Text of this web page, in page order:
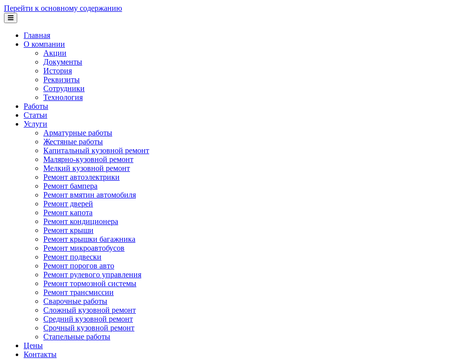
Перейти к основному содержанию
Главная
О компании
Акции
Документы
История
Реквизиты
Сотрудники
Технология
Работы
Статьи
Услуги
Арматурные работы
Жестяные работы
Капитальный кузовной ремонт
Малярно-кузовной ремонт
Мелкий кузовной ремонт
Ремонт автоэлектрики
Ремонт бампера
Ремонт вмятин автомобиля
Ремонт дверей
Ремонт капота
Ремонт кондиционера
Ремонт крыши
Ремонт крышки багажника
Ремонт микроавтобусов
Ремонт подвески
Ремонт порогов авто
Ремонт рулевого управления
Ремонт тормозной системы
Ремонт трансмиссии
Сварочные работы
Сложный кузовной ремонт
Средний кузовной ремонт
Срочный кузовной ремонт
Стапельные работы
Цены
Контакты